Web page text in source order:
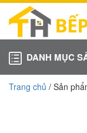
DANH MỤC
Trang chủ / Sản